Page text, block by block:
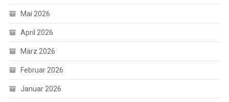
Mai 2026
April 2026
März 2026
Februar 2026
Januar 2026